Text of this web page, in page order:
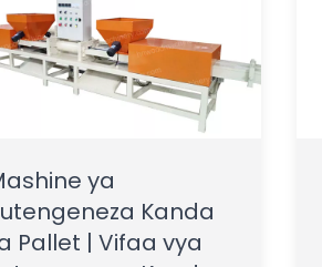
ya
Kanda
Pallet | Vifaa vya